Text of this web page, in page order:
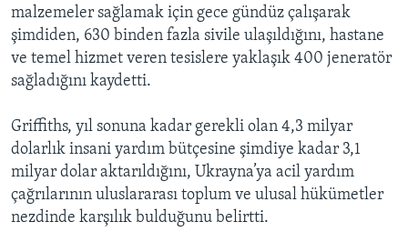
malzemeler sağlamak için gece gündüz çalışarak
şimdiden, 630 binden fazla sivile ulaşıldığını, hastane
ve temel hizmet veren tesislere yaklaşık 400 jeneratör
sağladığını kaydetti.
Griffiths, yıl sonuna kadar gerekli olan 4,3 milyar
dolarlık insani yardım bütçesine şimdiye kadar 3,1
milyar dolar aktarıldığını, Ukrayna’ya acil yardım
çağrılarının uluslararası toplum ve ulusal hükümetler
nezdinde karşılık bulduğunu belirtti.